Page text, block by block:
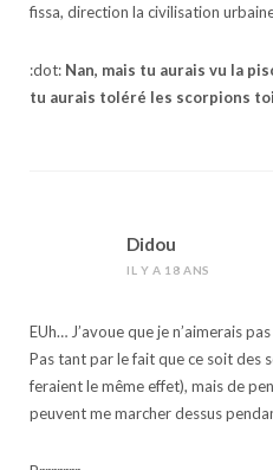
fissa, direction la civilisation
:dot: Nan, mais tu aurais vu la
tu aurais toléré les scorpions toi
Didou
IL Y A 18 ANS
EUh… J’avoue que je n’aimerais
Pas tant par le fait que ce soit des
feraient le même effet), mais de
peuvent me marcher dessus